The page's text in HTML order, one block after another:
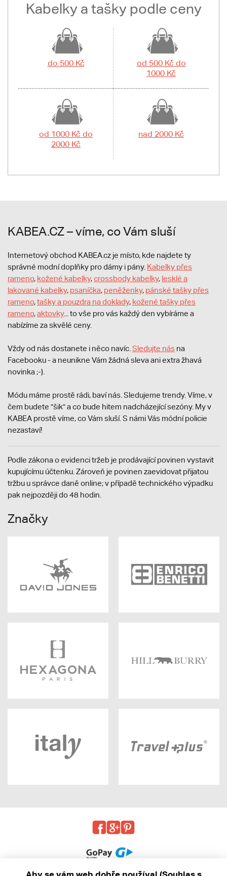
Kabelky a tašky podle ceny
do 500 Kč
od 500 Kč do
1000 Kč
od 1000 Kč do
2000 Kč
nad 2000 Kč
KABEA.CZ – víme, co Vám sluší
Internetový obchod KABEA.cz je místo, kde najdete ty
správné modní doplňky pro dámy i pány. Kabelky přes
rameno, kožené kabelky,crossbody kabelky, lesklé a
lakované kabelky, psaníčka, peněženky, pánské tašky přes
rameno,tašky a pouzdra na doklady, kožené tašky přes
rameno,aktovky... to vše pro vás každý den vybíráme a
nabízíme za skvělé ceny.
Vždy od nás dostanete i něco navíc. Sledujte nás na
Facebooku - a neunikne Vám žádná sleva ani extra žhavá
novinka ;-).
Módu máme prostě rádi, baví nás. Sledujeme trendy. Víme, v
čem budete "šik" a co bude hitem nadcházející sezóny. My v
KABEA prostě víme, co Vám sluší. S námi Vás módní policie
nezastaví!
Podle zákona o evidenci tržeb je prodávající povinen vystavit
kupujícímu účtenku. Zároveň je povinen zaevidovat přijatou
tržbu u správce daně online; v případě technického výpadku
pak nejpozději do 48 hodin.
Značky